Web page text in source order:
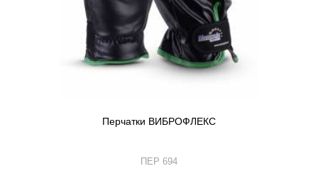
Перчатки ВИБРОФЛЕКС
ПЕР 694